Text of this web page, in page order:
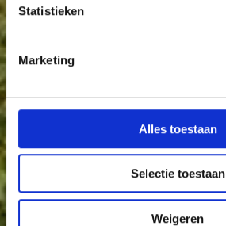
Statistieken
Marketing
Alles toestaan
Selectie toestaan
Weigeren